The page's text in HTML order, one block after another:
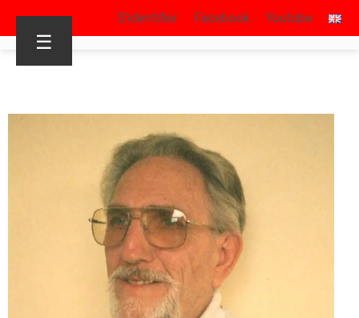
S’identifier Facebook Youtube
☰